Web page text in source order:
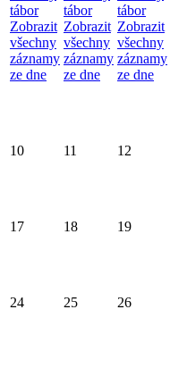
tábor
Zobrazit
všechny
záznamy
ze dne
tábor
Zobrazit
všechny
záznamy
ze dne
tábor
Zobrazit
všechny
záznamy
ze dne
10 11 12
17
18 19
24 25 26